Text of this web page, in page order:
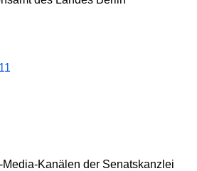
Kanälen der Senatskanzlei